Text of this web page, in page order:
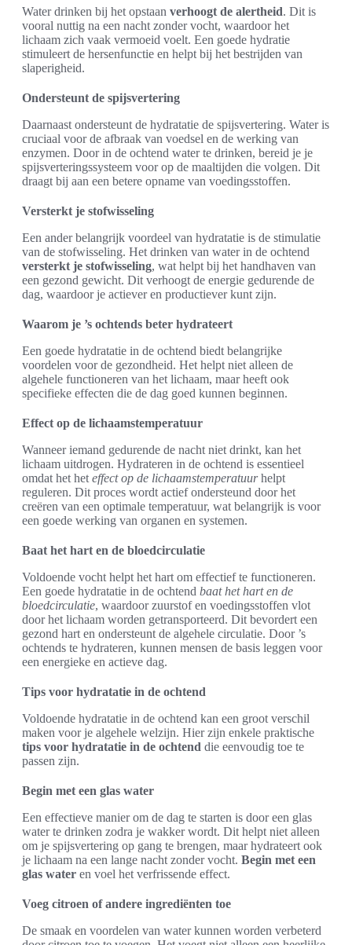
Water drinken bij het opstaan verhoogt de alertheid. Dit is
vooral nuttig na een nacht zonder vocht, waardoor het
lichaam zich vaak vermoeid voelt. Een goede hydratie
stimuleert de hersenfunctie en helpt bij het bestrijden van
slaperigheid.
Ondersteunt de spijsvertering
Daarnaast ondersteunt de hydratatie de spijsvertering. Water is
cruciaal voor de afbraak van voedsel en de werking van
enzymen. Door in de ochtend water te drinken, bereid je je
spijsverteringssysteem voor op de maaltijden die volgen. Dit
draagt bij aan een betere opname van voedingsstoffen.
Versterkt je stofwisseling
Een ander belangrijk voordeel van hydratatie is de stimulatie
van de stofwisseling. Het drinken van water in de ochtend
versterkt je stofwisseling, wat helpt bij het handhaven van
een gezond gewicht. Dit verhoogt de energie gedurende de
dag, waardoor je actiever en productiever kunt zijn.
Waarom je ’s ochtends beter hydrateert
Een goede hydratatie in de ochtend biedt belangrijke
voordelen voor de gezondheid. Het helpt niet alleen de
algehele functioneren van het lichaam, maar heeft ook
specifieke effecten die de dag goed kunnen beginnen.
Effect op de lichaamstemperatuur
Wanneer iemand gedurende de nacht niet drinkt, kan het
lichaam uitdrogen. Hydrateren in de ochtend is essentieel
omdat het het effect op de lichaamstemperatuurhelpt
reguleren. Dit proces wordt actief ondersteund door het
creëren van een optimale temperatuur, wat belangrijk is voor
een goede werking van organen en systemen.
Baat het hart en de bloedcirculatie
Voldoende vocht helpt het hart om effectief te functioneren.
Een goede hydratatie in de ochtend baat het hart en de
bloedcirculatie, waardoor zuurstof en voedingsstoffen vlot
door het lichaam worden getransporteerd. Dit bevordert een
gezond hart en ondersteunt de algehele circulatie. Door ’s
ochtends te hydrateren, kunnen mensen de basis leggen voor
een energieke en actieve dag.
Tips voor hydratatie in de ochtend
Voldoende hydratatie in de ochtend kan een groot verschil
maken voor je algehele welzijn. Hier zijn enkele praktische
tips voor hydratatie in de ochtend die eenvoudig toe te
passen zijn.
Begin met een glas water
Een effectieve manier om de dag te starten is door een glas
water te drinken zodra je wakker wordt. Dit helpt niet alleen
om je spijsvertering op gang te brengen, maar hydrateert ook
je lichaam na een lange nacht zonder vocht. Begin met een
glas water en voel het verfrissende effect.
Voeg citroen of andere ingrediënten toe
De smaak en voordelen van water kunnen worden verbeterd